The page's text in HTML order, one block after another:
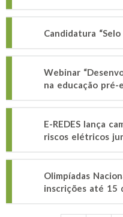
Candidatura
Webinar
na educação pré-
E-REDES lança
riscos elétricos
Olimpíadas
inscrições até 15